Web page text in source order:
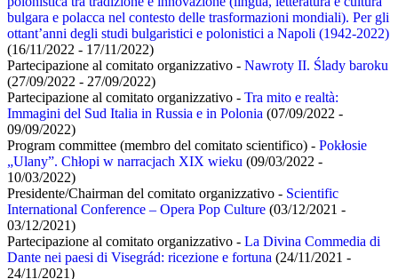
bulgara e polacca nel contesto delle trasformazioni mondiali). Per gli
ottant’anni degli studi bulgaristici e polonistici a Napoli (1942-2022)
(16/11/2022 - 17/11/2022)
Partecipazione al comitato organizzativo - Nawroty II. Ślady baroku
(27/09/2022 - 27/09/2022)
Partecipazione al comitato organizzativo - Tra mito e realtà:
Immagini del Sud Italia in Russia e in Polonia (07/09/2022 -
09/09/2022)
Program committee (membro del comitato scientifico) - Pokłosie
„Ulany”. Chłopi w narracjach XIX wieku (09/03/2022 -
10/03/2022)
Presidente/Chairman del comitato organizzativo - Scientific
International Conference – Opera Pop Culture (03/12/2021 -
03/12/2021)
Partecipazione al comitato organizzativo - La Divina Commedia di
Dante nei paesi di Visegrád: ricezione e fortuna (24/11/2021 -
24/11/2021)